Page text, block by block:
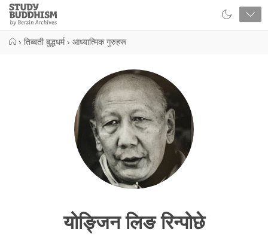
Close
Study
Buddhism
› तिब्बती बुद्धधर्म › आध्यात्मिक गुरुहरू
योङ्जिन लिङ रिन्पोछे